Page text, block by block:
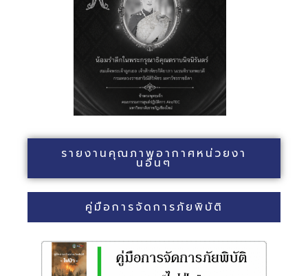
รายงานคุณภาพอากาศหน่วยงา
นอื่นๆ
คู่มือการจัดการภัยพิบัติ